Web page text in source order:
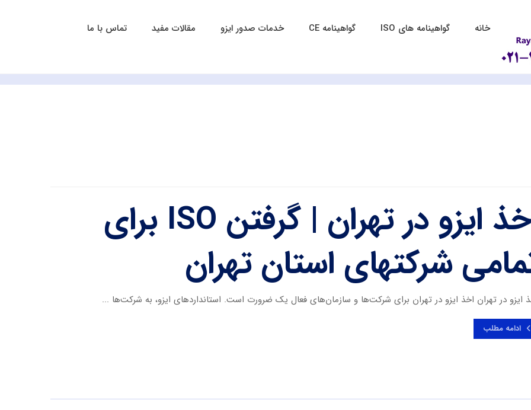
خانه گواهینامه های ISO گواهینامه CE خدمات صدور ایزو مقالات مفید تماس با ما
اخذ ایزو در تهران | گرفتن ISO برای
شرکتهای استان تهران
ایزو در تهران اخذ ایزو در تهران برای شرکت‌ها و سازمان‌های فعال یک ضرورت است. استانداردهای ایزو، به شرکت‌ها ...
ادامه مطلب